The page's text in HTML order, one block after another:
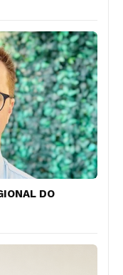
DO